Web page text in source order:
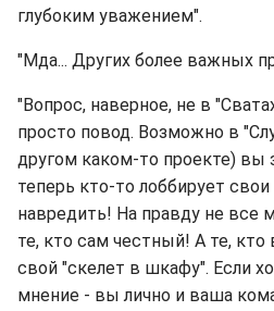
глубоким уважением".
"Мда... Других более важных
"Вопрос, наверное, не в
просто повод. Возможно в
другом каком-то проекте) вы
теперь кто-то лоббирует
навредить! На правду не все
те, кто сам честный! А те,
свой "скелет в шкафу". Если
мнение - вы лично и ваша